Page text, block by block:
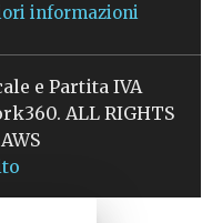
informazioni
e Partita IVA
ALL RIGHTS